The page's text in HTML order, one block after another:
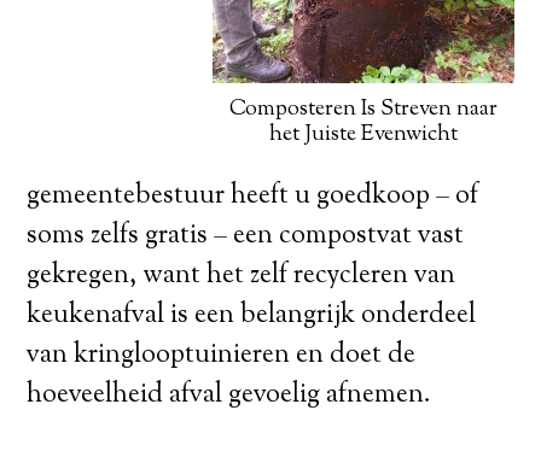
Composteren Is Streven naar
het Juiste Evenwicht
gemeentebestuur heeft u goedkoop – of
soms zelfs gratis – een compostvat vast
gekregen, want het zelf recycleren van
keukenafval is een belangrijk onderdeel
van kringlooptuinieren en doet de
hoeveelheid afval gevoelig afnemen.